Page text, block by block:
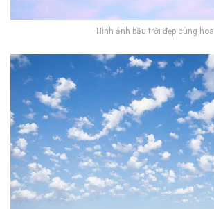
Hình ảnh bầu trời đẹp cùng hoa